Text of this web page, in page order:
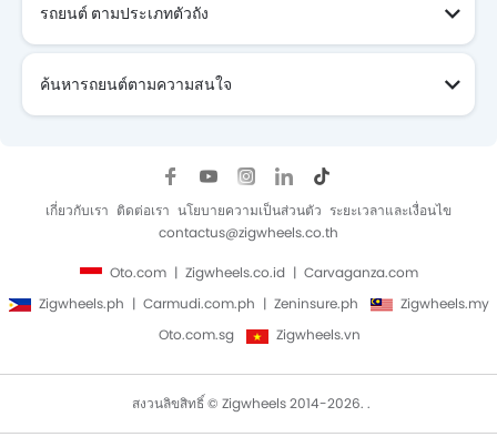
รถยนต์ ตามประเภทตัวถัง
ค้นหารถยนต์ตามความสนใจ
เกี่ยวกับเรา ติดต่อเรา นโยบายความเป็นส่วนตัว ระยะเวลาและเงื่อนไข
contactus@zigwheels.co.th
Oto.com Zigwheels.co.id
Carvaganza.com
Zigwheels.ph
Carmudi.com.ph Zeninsure.ph
Zigwheels.my
Oto.com.sg
Zigwheels.vn
สงวนลิขสิทธิ์ © Zigwheels 2014-2026. .